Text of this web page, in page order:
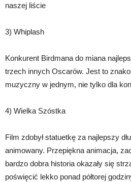
naszej liście
3) Whiplash
Konkurent Birdmana do miana
trzech innych Oscarów. Jest to
muzyczny w jednym, nie tylko dla
4) Wielka Szóstka
Film zdobył statuetkę za najlepszy
animowany. Przepiękna animacja,
bardzo dobra historia okazały się
poświęcić lekko ponad półtorej